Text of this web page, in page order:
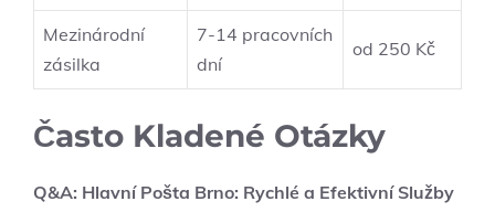
Mezinárodní
zásilka
7-14 pracovních
dní
od 250 Kč
Často Kladené Otázky
Q&A: Hlavní Pošta Brno: Rychlé a Efektivní Služby